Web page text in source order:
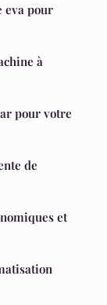
eva pour
à
pour votre
de
et